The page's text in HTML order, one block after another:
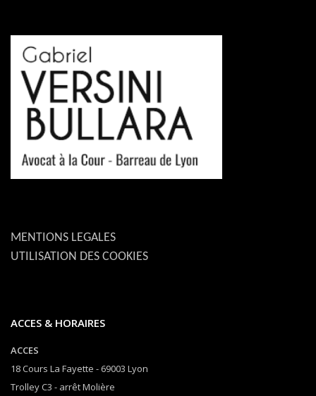
MENTIONS LEGALES
UTILISATION DES COOKIES
ACCES & HORAIRES
ACCES
18 Cours La Fayette - 69003 Lyon
Trolley C3 - arrêt Molière